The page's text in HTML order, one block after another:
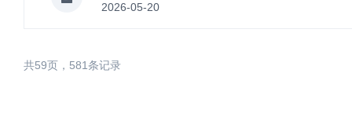
2026-05-20
共59页，581条记录